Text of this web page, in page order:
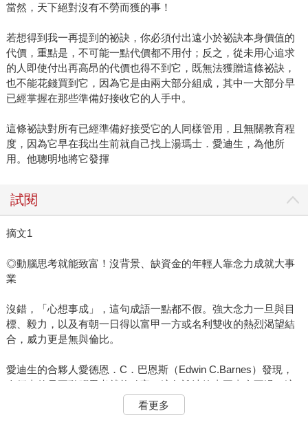
當然，天下絕對沒有不勞而獲的事！
若想得到我一再提到的祕訣，你必須付出遠小於祕訣本身價值的
代價，重點是，不可能一點代價都不用付；反之，從未用心追求
的人即使付出再高昂的代價也得不到它，既無法獲贈這條祕訣，
也不能花錢買到它，因為它是由兩大部分組成，其中一大部分早
已經掌握在那些準備好接收它的人手中。
這條祕訣對所有已經準備好接受它的人同樣管用，且無關教育程
度，因為它早在我出生前就自己找上湯瑪士．愛迪生，為他所
用。他聰明地將它發揮
試閱
摘文1
◎動腦思考就能致富！沒背景、缺資金的年輕人靠念力成就大事
業
沒錯，「心想事成」，這句成語一點都不假。強大念力一旦與目
標、毅力，以及有朝一日得以富甲一方或名利雙收的熱烈渴望結
合，威力更是無與倫比。
愛迪生的合夥人愛德恩．C．巴恩斯（Edwin C.Barnes）發現，
人們真的只要動腦思考就能致富。這句說法簡直再真實不過。這
不是突然福至心靈的念頭，而是日積月累的結果，一切始自他熱
烈渴望成為大發明家湯瑪士．愛迪生的事業夥伴。
看更多